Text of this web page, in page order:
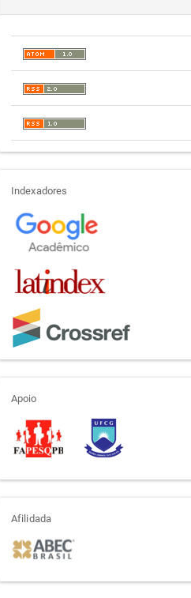
indexadores
Indexadores
apoio
Apoio
afiliada
Afilidada